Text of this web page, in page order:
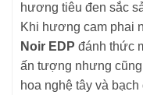
hương tiêu đen sắc
Khi hương cam phai
Noir EDP đánh thức
ấn tượng nhưng
hoa nghệ tây và